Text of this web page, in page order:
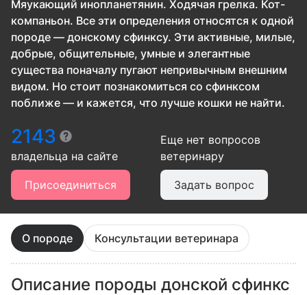
Мяукающий инопланетянин. Ходячая грелка. Кот-
компаньон. Все эти определения относятся к одной
породе — донскому сфинксу. Эти активные, милые,
добрые, общительные, умные и элегантные
существа поначалу пугают непривычным внешним
видом. Но стоит познакомиться со сфинксом
поближе — и кажется, что лучше кошки не найти.
2143
владельца на сайте
Присоединиться
Еще нет вопросов
ветеринару
Задать вопрос
О породе Консультации ветеринара
Описание породы донской сфинкс